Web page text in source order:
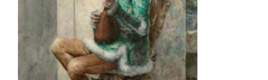
AJOUTER AU PANIER / DÉTAILS